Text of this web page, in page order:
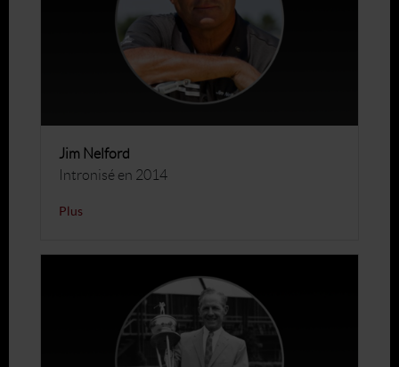
Jim Nelford
Intronisé en 2014
Plus